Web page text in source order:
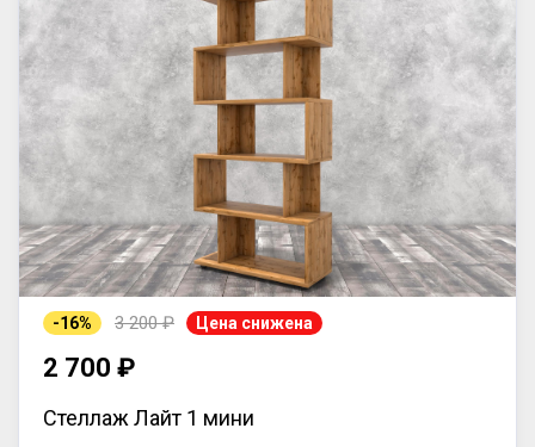
-16% 3 200 ₽ Цена снижена
2 700 ₽
Стеллаж Лайт 1 мини